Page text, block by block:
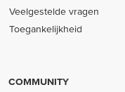
Veelgestelde vragen
Toegankelijkheid
COMMUNITY